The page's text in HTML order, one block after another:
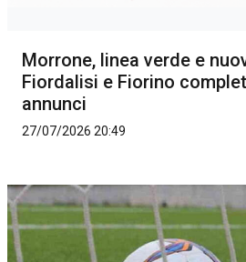
Morrone, linea verde e
Fiordalisi e Fiorino
annunci
27/07/2026 20:49